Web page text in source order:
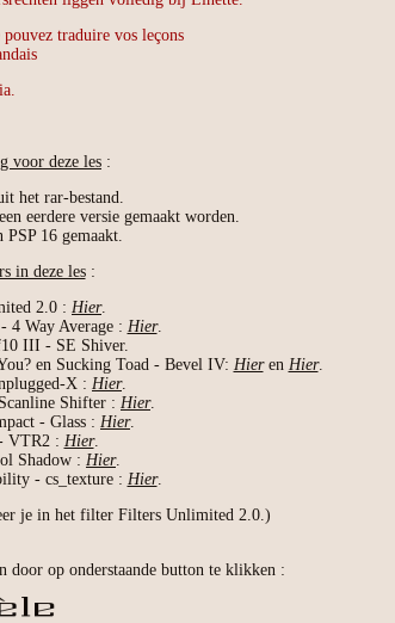
traduire vos leçons
voor deze les :
het rar-bestand.
eerdere versie gemaakt worden.
16 gemaakt.
in deze les:
2.0 : Hier.
4 Way Average : Hier.
III - SE Shiver.
en Sucking Toad - Bevel IV: Hieren Hier.
X : Hier.
Shifter : Hier.
- Glass : Hier.
VTR2 : Hier.
Shadow : Hier.
- cs_texture : Hier.
je in het filter Filters Unlimited 2.0.)
door op onderstaande button te klikken :